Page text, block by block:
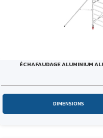
ÉCHAFAUDAGE ALUMINIUM
DIMENSIONS